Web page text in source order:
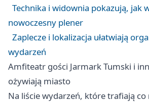
Technika i widownia pokazują, jak
nowoczesny plener
Zaplecze i lokalizacja ułatwiają
wydarzeń
Amfiteatr gości Jarmark Tumski i
ożywiają miasto
Na liście wydarzeń, które trafiają co